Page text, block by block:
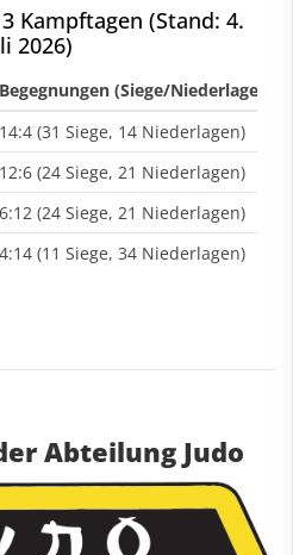
Kampftagen (Stand: 4.
2026)
Begegnungen (Siege/Niederlagen)
14:4 (31 Siege, 14 Niederlagen)
12:6 (24 Siege, 21 Niederlagen)
6:12 (24 Siege, 21 Niederlagen)
4:14 (11 Siege, 34 Niederlagen)
Abteilung Judo